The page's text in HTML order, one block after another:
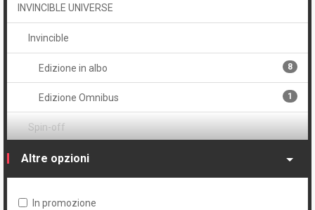
Volume unico 1
INVINCIBLE UNIVERSE
Invincible
Edizione in albo 8
Edizione Omnibus 1
Spin-off
Guarding the Globe 1
Altre opzioni
In promozione